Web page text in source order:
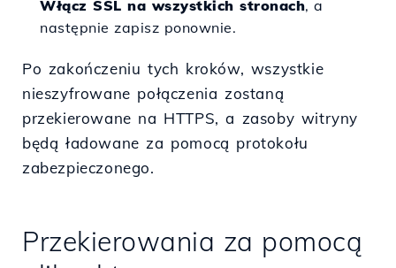
Włącz SSL na wszystkich stronach, a
następnie zapisz ponownie.
Po zakończeniu tych kroków, wszystkie
nieszyfrowane połączenia zostaną
przekierowane na HTTPS, a zasoby witryny
będą ładowane za pomocą protokołu
zabezpieczonego.
Przekierowania za pomocą